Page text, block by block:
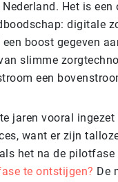
Nederland. Het is
digitale
boost gegeven
slimme
een
jaren vooral
want er zijn
het na de pilotfase
te ontstijgen? De